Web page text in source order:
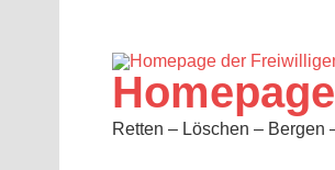
Retten – Löschen – Bergen